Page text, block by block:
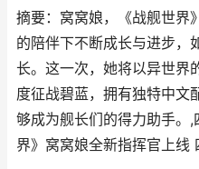
摘要：​窝窝娘，《战舰世界
的陪伴下不断成长与进步，
长。这一次，她将以异世界
度征战碧蓝，拥有独特中文
够成为舰长们的得力助手。
界》窝窝娘全新指挥官上线